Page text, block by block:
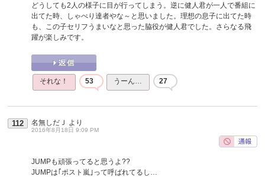
どうしても2人の様子に目が行ってしまう。逆に健人君が一人で番組に
出てた時、しゃべり達者やな～と思いました。理想の息子に出てた時
も、この子セリフうまいなと思った脇役が健人君でした。さらなる飛
躍が楽しみです。
それな！ 53 うーん… 27
112 名無しだＪ より
2016年8月18日 9:09 PM
JUMPも頑張ってると思うよ??
JUMPは｢ポスト嵐｣って呼ばれてるし…